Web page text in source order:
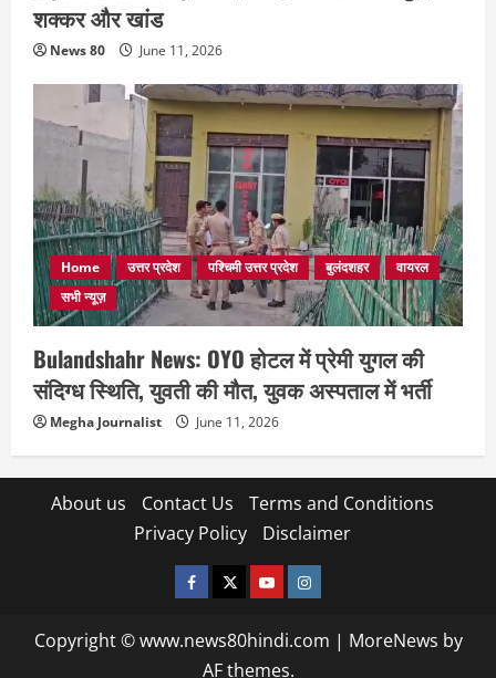
शक्कर और खांड
News 80 June 11, 2026
Home उत्तर प्रदेश पश्चिमी उत्तर प्रदेश बुलंदशहर
वायरल
सभी न्यूज़
Bulandshahr News: OYO होटल में प्रेमी युगल की
संदिग्ध स्थिति, युवती की मौत, युवक अस्पताल में भर्ती
Megha Journalist June 11, 2026
About us Contact Us
Terms and Conditions
Privacy Policy
Disclaimer
facebooktwitterYOUTUBE
instagram
Copyright © www.news80hindi.com | MoreNews by
AF themes.